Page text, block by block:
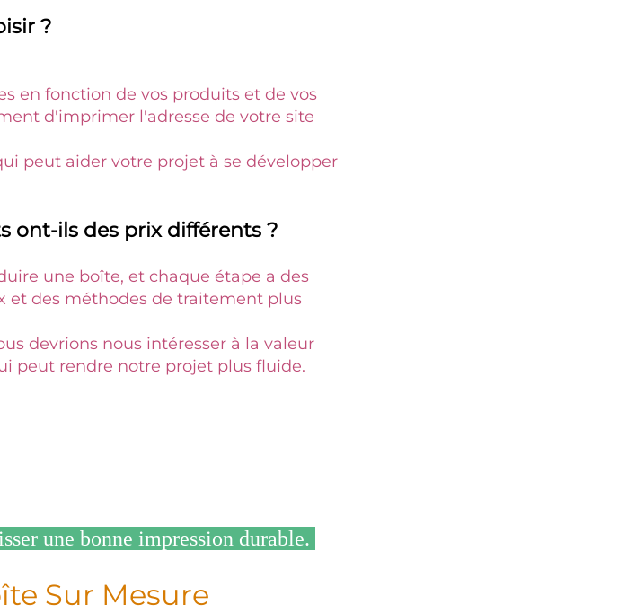
?
en fonction de vos produits et de vos
d'imprimer l'adresse de votre site
peut aider votre projet à se développer
ont-ils des prix différents ?
une boîte, et chaque étape a des
et des méthodes de traitement plus
devrions nous intéresser à la valeur
peut rendre notre projet plus fluide.
une bonne impression durable.
Sur Mesure